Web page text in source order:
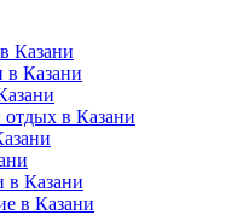
Казани
в Казани
в Казани
в Казани
в Казани